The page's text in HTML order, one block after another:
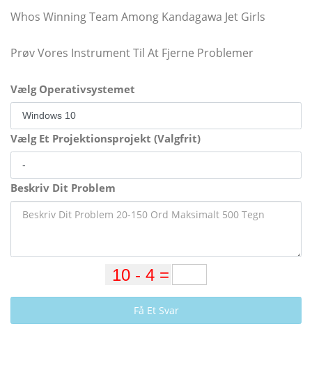
Whos Winning Team Among Kandagawa Jet Girls
Prøv Vores Instrument Til At Fjerne Problemer
Vælg Operativsystemet
Vælg Et Projektionsprojekt (Valgfrit)
Beskriv Dit Problem
Få Et Svar